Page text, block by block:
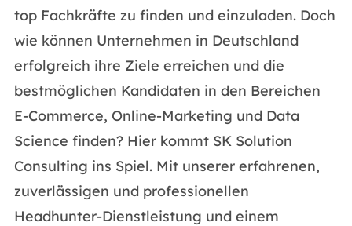
top Fachkräfte zu finden und einzuladen. Doch
wie können Unternehmen in Deutschland
erfolgreich ihre Ziele erreichen und die
bestmöglichen Kandidaten in den Bereichen
E-Commerce, Online-Marketing und Data
Science finden? Hier kommt SK Solution
Consulting ins Spiel. Mit unserer erfahrenen,
zuverlässigen und professionellen
Headhunter-Dienstleistung und einem